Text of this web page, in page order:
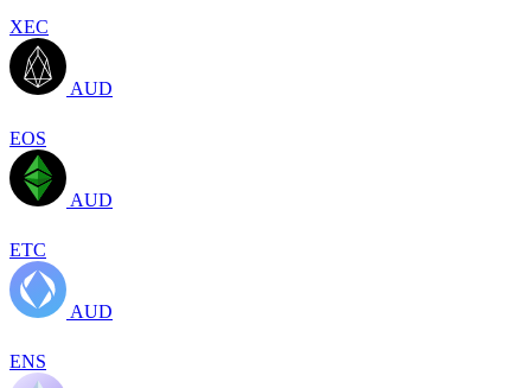
XEC
AUD
EOS
AUD
ETC
AUD
ENS